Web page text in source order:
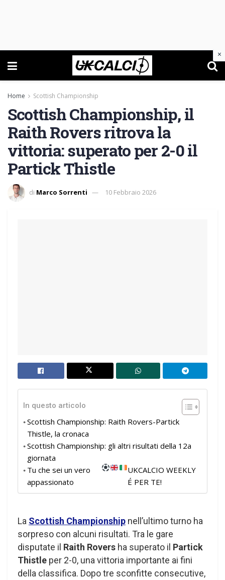
Home Scottish Championship
Scottish Championship, il
Raith Rovers ritrova la
vittoria: superato per 2-0 il
Partick Thistle
di Marco Sorrenti 10 Febbraio 2026
In questo articolo
Scottish Championship: Raith Rovers-Partick
Thistle, la cronaca
Scottish Championship: gli altri risultati della 12a
giornata
Tu che sei un vero
appassionato
UKCALCIO WEEKLY
É PER TE!
La Scottish Championship nell’ultimo turno ha
sorpreso con alcuni risultati. Tra le gare
disputate il Raith Rovers ha superato il Partick
Thistle per 2-0, una vittoria importante ai fini
della classifica. Dopo tre sconfitte consecutive,
×